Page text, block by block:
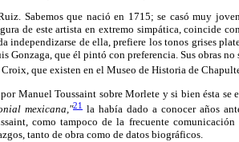
Sabemos que nació en 1715; se casó muy
de este artista en extremo simpática, coincide
independizarse de ella, prefiere los tonos grises
Gonzaga, que él pintó con preferencia. Sus obras
que existen en el Museo de Historia de
Manuel Toussaint sobre Morlete y si bien ésta se
mexicana,"21 la había dado a conocer años
como tampoco de la frecuente
tanto de obra como de datos biográficos.